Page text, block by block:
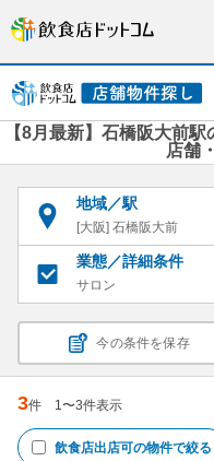
【8月最新】石橋阪大前
店舗
地域／駅
[大阪] 石橋阪大前
業態／詳細条件
サロン
今の条件を保存
3件 1〜3件表示
飲食店出店可の物件で絞る